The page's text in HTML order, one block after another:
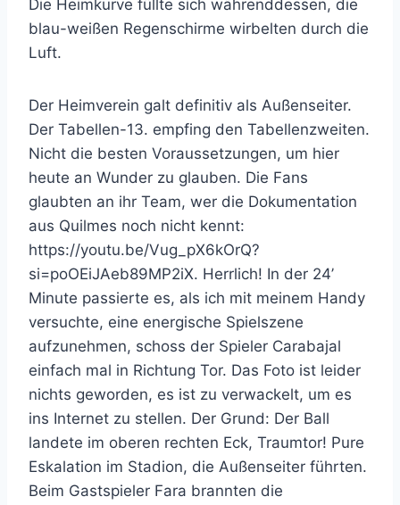
Die Heimkurve füllte sich währenddessen, die
blau-weißen Regenschirme wirbelten durch die
Luft.
Der Heimverein galt definitiv als Außenseiter.
Der Tabellen-13. empfing den Tabellenzweiten.
Nicht die besten Voraussetzungen, um hier
heute an Wunder zu glauben. Die Fans
glaubten an ihr Team, wer die Dokumentation
aus Quilmes noch nicht kennt:
https://youtu.be/Vug_pX6kOrQ?
si=poOEiJAeb89MP2iX. Herrlich! In der 24’
Minute passierte es, als ich mit meinem Handy
versuchte, eine energische Spielszene
aufzunehmen, schoss der Spieler Carabajal
einfach mal in Richtung Tor. Das Foto ist leider
nichts geworden, es ist zu verwackelt, um es
ins Internet zu stellen. Der Grund: Der Ball
landete im oberen rechten Eck, Traumtor! Pure
Eskalation im Stadion, die Außenseiter führten.
Beim Gastspieler Fara brannten die